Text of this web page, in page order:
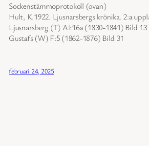
Sockenstämmoprotokoll (ovan)
Hult, K.1922. Ljusnarsbergs krönika. 2:a
Ljusnarsberg (T) AI:16a (1830-1841) Bild
Gustafs (W) F:5 (1862-1876) Bild 31
februari 24, 2025